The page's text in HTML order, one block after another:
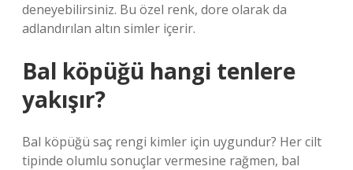
deneyebilirsiniz. Bu özel renk, dore olarak da
adlandırılan altın simler içerir.
Bal köpüğü hangi tenlere
yakışır?
Bal köpüğü saç rengi kimler için uygundur? Her cilt
tipinde olumlu sonuçlar vermesine rağmen, bal